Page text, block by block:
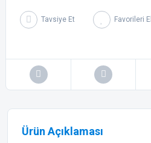
Tavsiye Et
Ürün Açıklaması